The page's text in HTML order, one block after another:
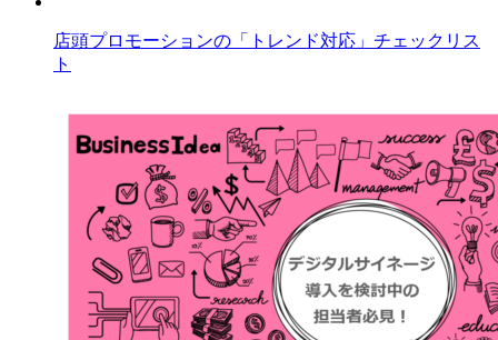
店頭プロモーションの「トレンド対応」チェックリス
ト